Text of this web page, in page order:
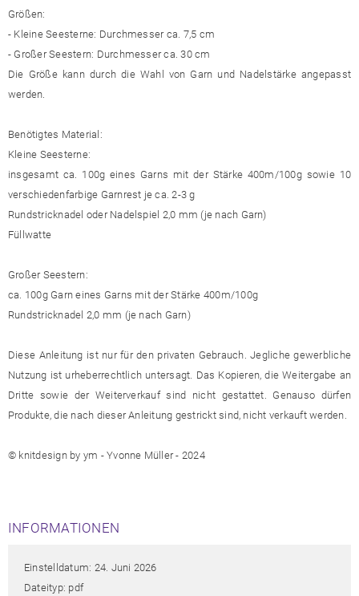
Größen:
- Kleine Seesterne: Durchmesser ca. 7,5 cm
- Großer Seestern: Durchmesser ca. 30 cm
Die Größe kann durch die Wahl von Garn und Nadelstärke angepasst
werden.
Benötigtes Material:
Kleine Seesterne:
insgesamt ca. 100g eines Garns mit der Stärke 400m/100g sowie 10
verschiedenfarbige Garnrest je ca. 2-3 g
Rundstricknadel oder Nadelspiel 2,0 mm (je nach Garn)
Füllwatte
Großer Seestern:
ca. 100g Garn eines Garns mit der Stärke 400m/100g
Rundstricknadel 2,0 mm (je nach Garn)
Diese Anleitung ist nur für den privaten Gebrauch. Jegliche gewerbliche
Nutzung ist urheberrechtlich untersagt. Das Kopieren, die Weitergabe an
Dritte sowie der Weiterverkauf sind nicht gestattet. Genauso dürfen
Produkte, die nach dieser Anleitung gestrickt sind, nicht verkauft werden.
© knitdesign by ym - Yvonne Müller - 2024
INFORMATIONEN
Einstelldatum: 24. Juni 2026
Dateityp: pdf